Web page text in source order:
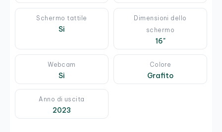
Schermo tattile
Si
Dimensioni dello
schermo
16"
Webcam
Si
Colore
Grafito
Anno di uscita
2023